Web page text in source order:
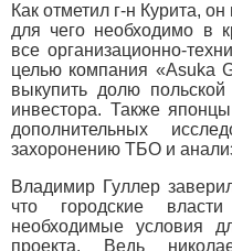
Как отметил г-н Курита,
для чего необходимо в
все организационно-
целью компания «Asuka
выкупить долю
инвестора. Также
дополнительных
захоронению ТБО и
Владимир Гуллер
что городские
необходимые условия
проекта. Ведь